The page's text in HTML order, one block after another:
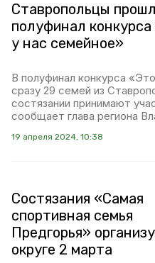
Ставропольцы
полуфинал
у нас семейное»
В полуфинал конкурса
сразу 29 семей из
состязании принимают
сообщает глава региона
19 апреля 2024, 10:38
Состязания «Самая
спортивная семья
Предгорья»
округе 2 марта